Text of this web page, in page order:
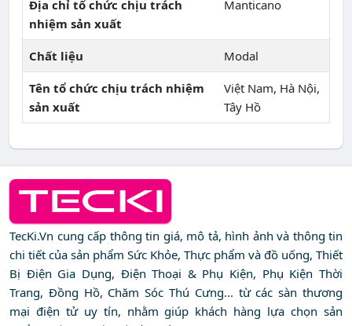
Địa chỉ tổ chức chịu trách
nhiệm sản xuất
Manticano
Chất liệu Modal
Tên tổ chức chịu trách nhiệm
sản xuất
Việt Nam, Hà Nội,
Tây Hồ
TecKi.Vn cung cấp thông tin giá, mô tả, hình ảnh và thông tin
chi tiết của sản phẩm Sức Khỏe, Thực phẩm và đồ uống, Thiết
Bị Điện Gia Dụng, Điện Thoại & Phụ Kiện, Phụ Kiện Thời
Trang, Đồng Hồ, Chăm Sóc Thú Cưng... từ các sàn thương
mại điện tử uy tín, nhằm giúp khách hàng lựa chọn sản